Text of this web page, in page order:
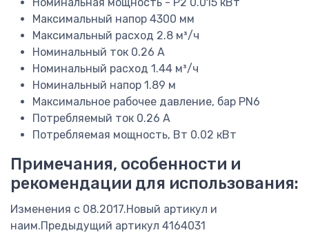
Максимальный напор 4300 мм
Максимальный расход 2.8 м³/ч
Номинальный ток 0.26 A
Номинальный расход 1.44 м³/ч
Номинальный напор 1.89 м
Максимальное рабочее давление, бар PN6
Потребляемый ток 0.26 А
Потребляемая мощность, Вт 0.02 кВт
Примечания, особенности и
рекомендации для использования:
Изменения с 08.2017.Новый артикул и
наим.Предыдущий артикул 4164031